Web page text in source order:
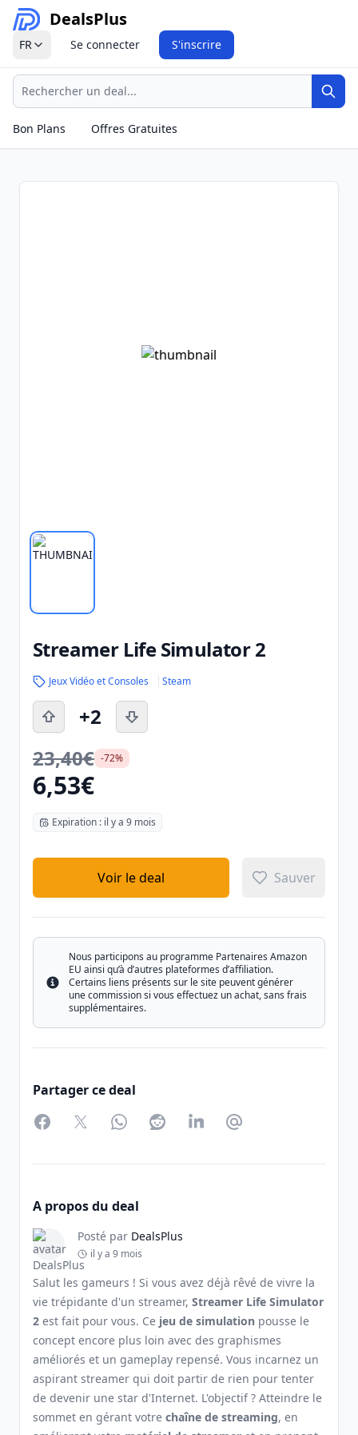
DealsPlus
FR Se connecter S'inscrire
Recherche
Bon Plans
Offres Gratuites
Streamer Life Simulator 2
Jeux Vidéo et Consoles Steam
+2
23,40€ -72%
6,53€
Expiration : il y a 9 mois
Voir le deal Sauver
Info
Nous participons au programme Partenaires Amazon
EU ainsi qu’à d’autres plateformes d’affiliation.
Certains liens présents sur le site peuvent générer
une commission si vous effectuez un achat, sans frais
supplémentaires.
Partager ce deal
FacebookTwitterWhatsAppRedditLinkedInPartager par Email
A propos du deal
Posté par DealsPlus
il y a 9 mois
Salut les gameurs ! Si vous avez déjà rêvé de vivre la
vie trépidante d'un streamer, Streamer Life Simulator
2 est fait pour vous. Ce jeu de simulation pousse le
concept encore plus loin avec des graphismes
améliorés et un gameplay repensé. Vous incarnez un
aspirant streamer qui doit partir de rien pour tenter
de devenir une star d'Internet. L'objectif ? Atteindre le
sommet en gérant votre chaîne de streaming, en